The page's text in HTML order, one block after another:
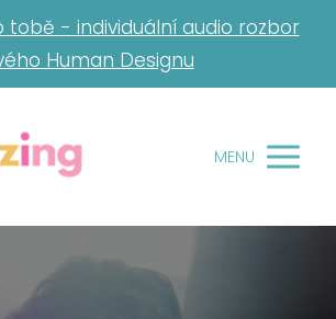
tobě - individuální audio rozbor
Human Designu
MENU